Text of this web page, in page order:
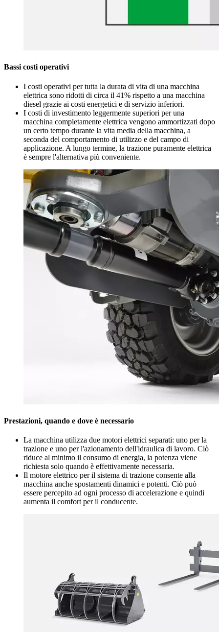
Bassi costi operativi
I costi operativi per tutta la durata di vita di una macchina
elettrica sono ridotti di circa il 41% rispetto a una macchina
diesel grazie ai costi energetici e di servizio inferiori.
I costi di investimento leggermente superiori per una
macchina completamente elettrica vengono ammortizzati dopo
un certo tempo durante la vita media della macchina, a
seconda del comportamento di utilizzo e del campo di
applicazione. A lungo termine, la trazione puramente elettrica
è sempre l'alternativa più conveniente.
Prestazioni, quando e dove è necessario
La macchina utilizza due motori elettrici separati: uno per la
trazione e uno per l'azionamento dell'idraulica di lavoro. Ciò
riduce al minimo il consumo di energia, la potenza viene
richiesta solo quando è effettivamente necessaria.
Il motore elettrico per il sistema di trazione consente alla
macchina anche spostamenti dinamici e potenti. Ciò può
essere percepito ad ogni processo di accelerazione e quindi
aumenta il comfort per il conducente.